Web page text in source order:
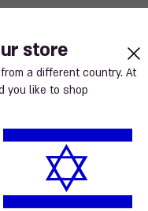
store
a different country. At
like to shop?
עמיד בתנאי מזג
קל